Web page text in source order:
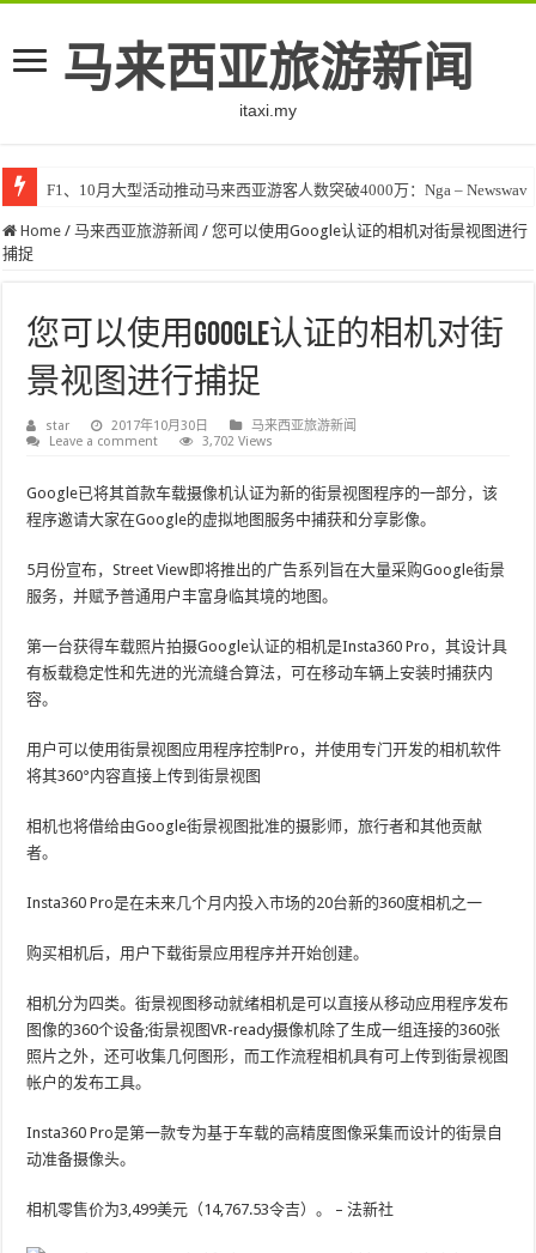
马来西亚旅游新闻
itaxi.my
F1、10月大型活动推动马来西亚游客人数突破4000万：Nga – Newswav
Home / 马来西亚旅游新闻 / 您可以使用Google认证的相机对街景视图进行
捕捉
您可以使用Google认证的相机对街
景视图进行捕捉
star 2017年10月30日
马来西亚旅游新闻
Leave a comment
3,702 Views
Google已将其首款车载摄像机认证为新的街景视图程序的一部分，该
程序邀请大家在Google的虚拟地图服务中捕获和分享影像。
5月份宣布，Street View即将推出的广告系列旨在大量采购Google街景
服务，并赋予普通用户丰富身临其境的地图。
第一台获得车载照片拍摄Google认证的相机是Insta360 Pro，其设计具
有板载稳定性和先进的光流缝合算法，可在移动车辆上安装时捕获内
容。
用户可以使用街景视图应用程序控制Pro，并使用专门开发的相机软件
将其360°内容直接上传到街景视图
相机也将借给由Google街景视图批准的摄影师，旅行者和其他贡献
者。
Insta360 Pro是在未来几个月内投入市场的20台新的360度相机之一
购买相机后，用户下载街景应用程序并开始创建。
相机分为四类。街景视图移动就绪相机是可以直接从移动应用程序发布
图像的360个设备;街景视图VR-ready摄像机除了生成一组连接的360张
照片之外，还可收集几何图形，而工作流程相机具有可上传到街景视图
帐户的发布工具。
Insta360 Pro是第一款专为基于车载的高精度图像采集而设计的街景自
动准备摄像头。
相机零售价为3,499美元（14,767.53令吉）。 – 法新社